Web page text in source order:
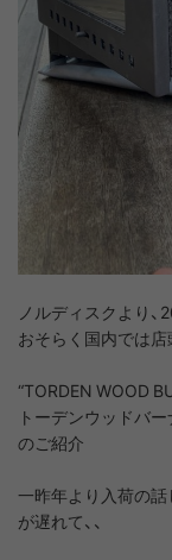
ノルディスクより、
おそらく国内では
“TORDEN WOOD
トーデンウッドバ
のご紹介
一昨年より入荷の話
が遅れて、、